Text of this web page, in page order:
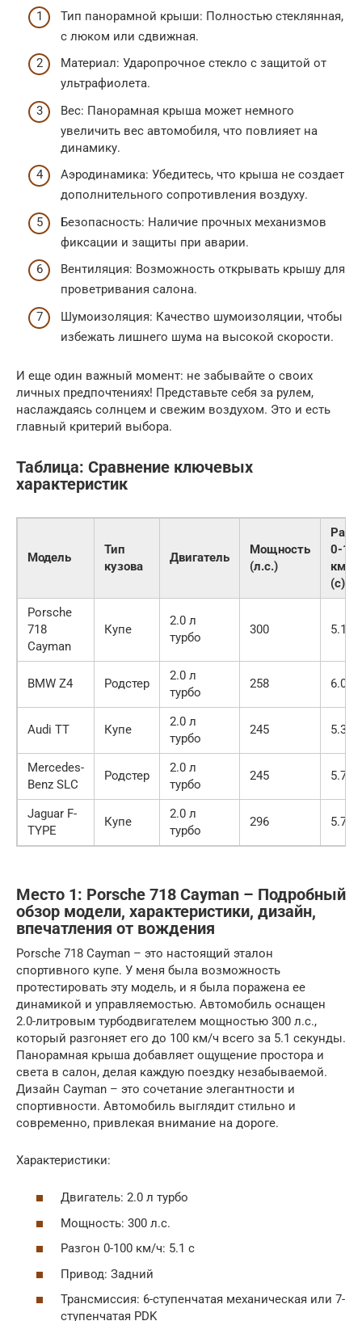
Тип панорамной крыши: Полностью стеклянная,
с люком или сдвижная.
Материал: Ударопрочное стекло с защитой от
ультрафиолета.
Вес: Панорамная крыша может немного
увеличить вес автомобиля, что повлияет на
динамику.
Аэродинамика: Убедитесь, что крыша не создает
дополнительного сопротивления воздуху.
Безопасность: Наличие прочных механизмов
фиксации и защиты при аварии.
Вентиляция: Возможность открывать крышу для
проветривания салона.
Шумоизоляция: Качество шумоизоляции, чтобы
избежать лишнего шума на высокой скорости.
И еще один важный момент: не забывайте о своих
личных предпочтениях! Представьте себя за рулем,
наслаждаясь солнцем и свежим воздухом. Это и есть
главный критерий выбора.
Таблица: Сравнение ключевых
характеристик
Модель
Тип
кузова
Двигатель
Мощность
(л.с.)
0-
км/ч
(с)
Porsche
718
Cayman
Купе
2.0 л
турбо
300 5.1
BMW Z4 Родстер
2.0 л
турбо
258 6.0
Audi TT Купе
2.0 л
турбо
245 5.3
Mercedes-
Benz SLC
Родстер
2.0 л
турбо
245 5.7
Jaguar F-
TYPE
Купе
2.0 л
турбо
296 5.7
Место 1: Porsche 718 Cayman – Подробный
обзор модели, характеристики, дизайн,
впечатления от вождения
Porsche 718 Cayman – это настоящий эталон
спортивного купе. У меня была возможность
протестировать эту модель, и я была поражена ее
динамикой и управляемостью. Автомобиль оснащен
2.0-литровым турбодвигателем мощностью 300 л.с.,
который разгоняет его до 100 км/ч всего за 5.1 секунды.
Панорамная крыша добавляет ощущение простора и
света в салон, делая каждую поездку незабываемой.
Дизайн Cayman – это сочетание элегантности и
спортивности. Автомобиль выглядит стильно и
современно, привлекая внимание на дороге.
Характеристики:
Двигатель: 2.0 л турбо
Мощность: 300 л.с.
Разгон 0-100 км/ч: 5.1 с
Привод: Задний
Трансмиссия: 6-ступенчатая механическая или 7-
ступенчатая PDK